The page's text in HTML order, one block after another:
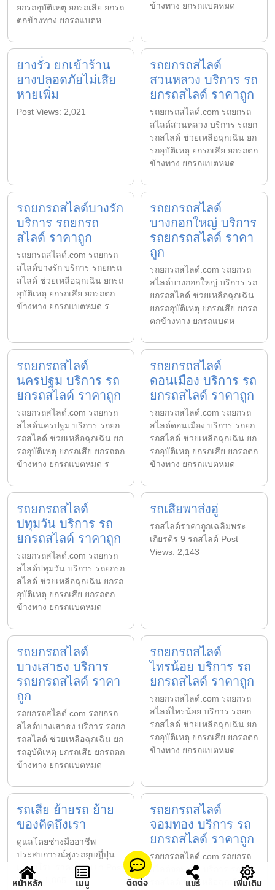
ยกรถอุบัติเหตุ ยกรถเสีย ยกรถ
ตกข้างทาง ยกรถแบตห
ข้างทาง ยกรถแบตหมด
ยางรั่ว ยกเข้าร้าน
ยางปลอดภัยไม่เสีย
หายเพิ่ม
Post Views: 2,021
รถยกรถสไลด์
สวนหลวง บริการ รถ
ยกรถสไลด์ ราคาถูก
รถยกรถสไลด์.com รถยกรถ
สไลด์สวนหลวง บริการ รถยก
รถสไลด์ ช่วยเหลือฉุกเฉิน ยก
รถอุบัติเหตุ ยกรถเสีย ยกรถตก
ข้างทาง ยกรถแบตหมด
รถยกรถสไลด์บางรัก
บริการ รถยกรถ
สไลด์ ราคาถูก
รถยกรถสไลด์.com รถยกรถ
สไลด์บางรัก บริการ รถยกรถ
สไลด์ ช่วยเหลือฉุกเฉิน ยกรถ
อุบัติเหตุ ยกรถเสีย ยกรถตก
ข้างทาง ยกรถแบตหมด ร
รถยกรถสไลด์
บางกอกใหญ่ บริการ
รถยกรถสไลด์ ราคา
ถูก
รถยกรถสไลด์.com รถยกรถ
สไลด์บางกอกใหญ่ บริการ รถ
ยกรถสไลด์ ช่วยเหลือฉุกเฉิน
ยกรถอุบัติเหตุ ยกรถเสีย ยกรถ
ตกข้างทาง ยกรถแบตห
รถยกรถสไลด์
นครปฐม บริการ รถ
ยกรถสไลด์ ราคาถูก
รถยกรถสไลด์.com รถยกรถ
สไลด์นครปฐม บริการ รถยก
รถสไลด์ ช่วยเหลือฉุกเฉิน ยก
รถอุบัติเหตุ ยกรถเสีย ยกรถตก
ข้างทาง ยกรถแบตหมด ร
รถยกรถสไลด์
ดอนเมือง บริการ รถ
ยกรถสไลด์ ราคาถูก
รถยกรถสไลด์.com รถยกรถ
สไลด์ดอนเมือง บริการ รถยก
รถสไลด์ ช่วยเหลือฉุกเฉิน ยก
รถอุบัติเหตุ ยกรถเสีย ยกรถตก
ข้างทาง ยกรถแบตหมด
รถยกรถสไลด์
ปทุมวัน บริการ รถ
ยกรถสไลด์ ราคาถูก
รถยกรถสไลด์.com รถยกรถ
สไลด์ปทุมวัน บริการ รถยกรถ
สไลด์ ช่วยเหลือฉุกเฉิน ยกรถ
อุบัติเหตุ ยกรถเสีย ยกรถตก
ข้างทาง ยกรถแบตหมด
รถเสียพาส่งอู่
รถสไลด์ราคาถูกเฉลิมพระ
เกียรติร 9 รถสไลด์ Post
Views: 2,143
รถยกรถสไลด์
บางเสาธง บริการ
รถยกรถสไลด์ ราคา
ถูก
รถยกรถสไลด์.com รถยกรถ
สไลด์บางเสาธง บริการ รถยก
รถสไลด์ ช่วยเหลือฉุกเฉิน ยก
รถอุบัติเหตุ ยกรถเสีย ยกรถตก
ข้างทาง ยกรถแบตหมด
รถยกรถสไลด์
ไทรน้อย บริการ รถ
ยกรถสไลด์ ราคาถูก
รถยกรถสไลด์.com รถยกรถ
สไลด์ไทรน้อย บริการ รถยก
รถสไลด์ ช่วยเหลือฉุกเฉิน ยก
รถอุบัติเหตุ ยกรถเสีย ยกรถตก
ข้างทาง ยกรถแบตหมด
รถเสีย ย้ายรถ ย้าย
ของคิดถึงเรา
ดูแลโดยช่างมืออาชีพ
ประสบการณ์สูงรถยุบญี่ปุ่น
และยุโรป ราคาย่อมเยา Post
Views: 1,865
รถยกรถสไลด์
จอมทอง บริการ รถ
ยกรถสไลด์ ราคาถูก
รถยกรถสไลด์.com รถยกรถ
สไลด์จอมทอง บริการ รถยก
รถสไลด์ ช่วยเหลือฉุกเฉิน ยก
หน้าหลัก เมนู ติดต่อ แชร์ เพิ่มเติม